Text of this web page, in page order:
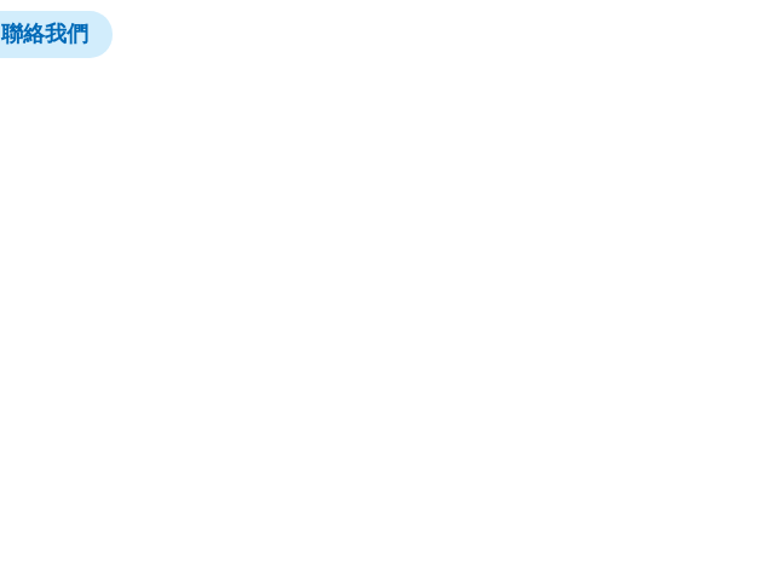
聯絡我們